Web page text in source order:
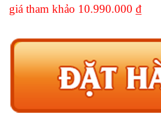
giá tham khảo 10.990.000 ₫